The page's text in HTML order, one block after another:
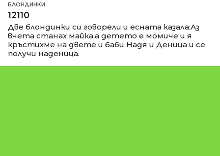
БЛОНДИНКИ
12110
Две блондинки си говорели и есната казала:Аз
вчета станах майка,а детето е момиче и я
кръстихме на двете и баби Надя и Деница и се
получи наденица.